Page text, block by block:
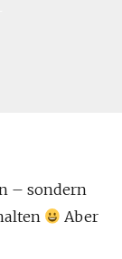
– sondern
Aber